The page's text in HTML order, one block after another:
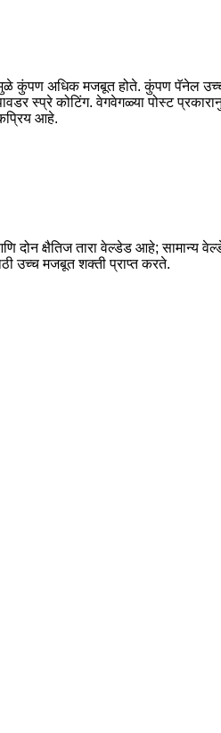
अधिक मजबूत होते. कुंपण पॅनेल उच्च
स्प्रे कोटिंग. वेगवेगळ्या पोस्ट
आहे.
दोन क्षैतिज तारा वेल्डेड आहे;
उच्च मजबूत शक्ती प्राप्त करते.